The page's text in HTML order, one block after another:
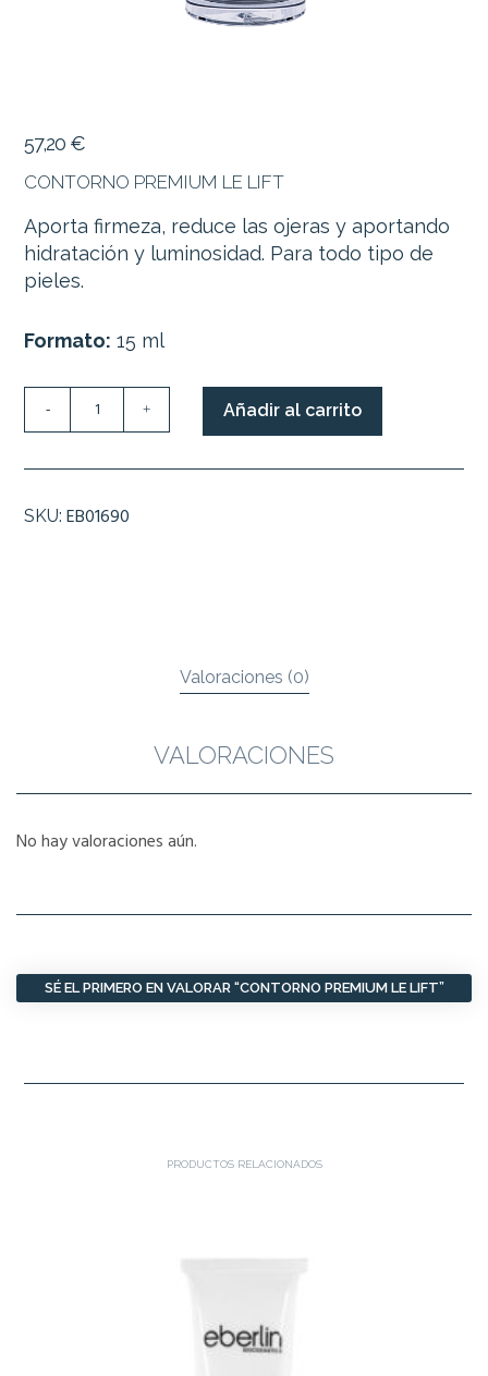
57,20 €
CONTORNO PREMIUM LE LIFT
Aporta firmeza, reduce las ojeras y aportando
hidratación y luminosidad. Para todo tipo de
pieles.
Formato: 15 ml
CONTORNO
PREMIUM
cantidad
- + Añadir al carrito
SKU: EB01690
Valoraciones (0)
VALORACIONES
No hay valoraciones aún.
SÉ EL PRIMERO EN VALORAR “CONTORNO PREMIUM LE LIFT”
PRODUCTOS RELACIONADOS